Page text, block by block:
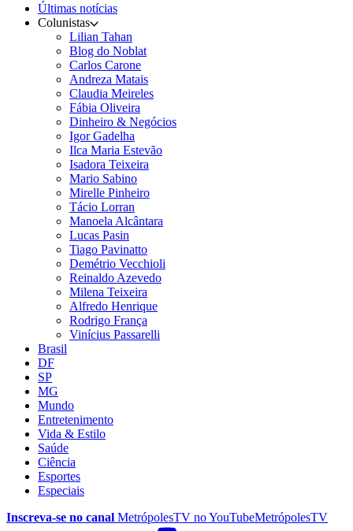
Últimas notícias
Colunistas
Lilian Tahan
Blog do Noblat
Carlos Carone
Andreza Matais
Claudia Meireles
Fábia Oliveira
Dinheiro & Negócios
Igor Gadelha
Ilca Maria Estevão
Isadora Teixeira
Mario Sabino
Mirelle Pinheiro
Tácio Lorran
Manoela Alcântara
Lucas Pasin
Tiago Pavinatto
Demétrio Vecchioli
Reinaldo Azevedo
Milena Teixeira
Alfredo Henrique
Rodrigo França
Vinícius Passarelli
Brasil
DF
SP
MG
Mundo
Entretenimento
Vida & Estilo
Saúde
Ciência
Esportes
Especiais
Inscreva-se no canal MetrópolesTV noYouTubeMetrópolesTV